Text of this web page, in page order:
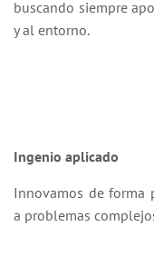
buscando siempre
y al entorno.
Ingenio aplicado
Innovamos de forma
a problemas